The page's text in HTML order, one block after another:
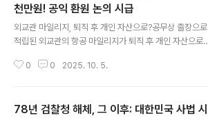
천만원! 공익 환원 논의 시급
외교관 마일리지, 퇴직 후 개인 자산으로?공무상 출장으로
적립된 외교관의 항공 마일리지가 퇴직 후 개인 자산으로
통일위원회 소속 한정애 의원이 공개한 자료에 따르면, 20
천-뉴욕 노선을 약 1700회 왕복할 수 있는 엄청난 규모로,
0 0 2025. 10. 5.
78년 검찰청 해체, 그 이후: 대한민국 사법 시